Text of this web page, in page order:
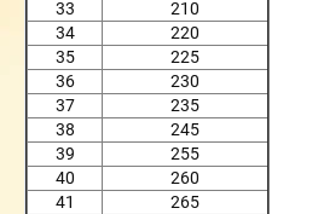
33
210
34
220
35
225
36
230
37
235
38
245
39
255
40
260
41
265